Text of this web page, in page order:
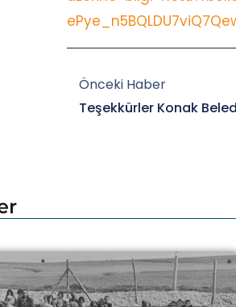
Önceki Haber
Teşekkürler Konak